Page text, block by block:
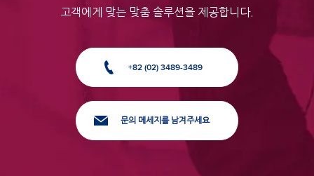
고객에게 맞는 맞춤 솔루션을 제공합니다.
+82 (02) 3489-3489
문의 메세지를 남겨주세요